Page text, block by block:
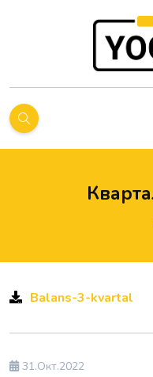
Balans-3-kvartal
31.Окт.2022